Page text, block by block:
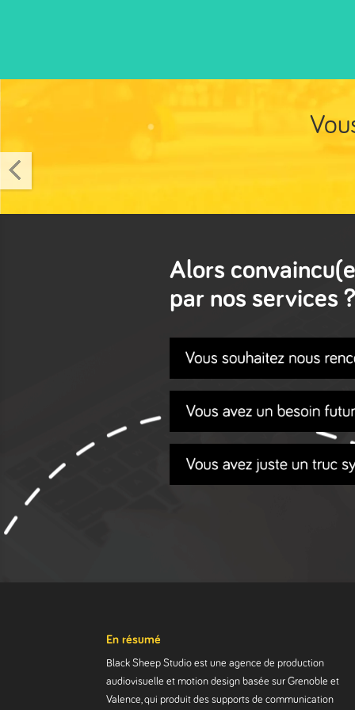
Alors
par nos services
En résumé
Black Sheep Studio est une agence de production
audiovisuelle et motion design basée sur Grenoble et
Valence, qui produit des supports de communication